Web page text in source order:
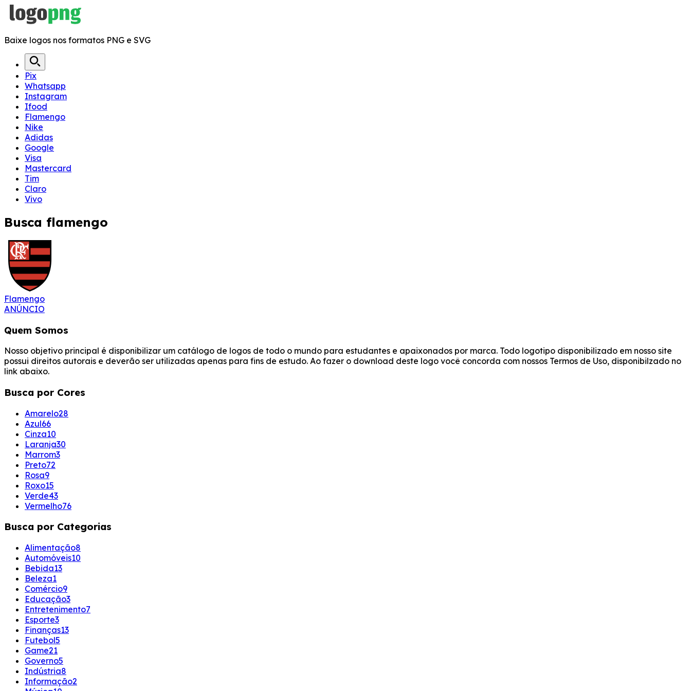
Baixe logos nos formatos PNG e SVG
Pix
Whatsapp
Instagram
Ifood
Flamengo
Nike
Adidas
Google
Visa
Mastercard
Tim
Claro
Vivo
Busca flamengo
Flamengo
ANÚNCIO
Quem Somos
Nosso objetivo principal é disponibilizar um catálogo de logos de todo o mundo para estudantes e apaixonados por marca. Todo logotipo disponibilizado em nosso site
possui direitos autorais e deverão ser utilizadas apenas para fins de estudo. Ao fazer o download deste logo você concorda com nossos Termos de Uso, disponibilzado no
link abaixo.
Busca por Cores
Amarelo28
Azul66
Cinza10
Laranja30
Marrom3
Preto72
Rosa9
Roxo15
Verde43
Vermelho76
Busca por Categorias
Alimentação8
Automóveis10
Bebida13
Beleza1
Comércio9
Educação3
Entretenimento7
Esporte3
Finanças13
Futebol5
Game21
Governo5
Indústria8
Informação2